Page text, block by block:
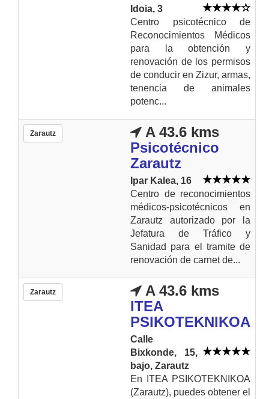
Idoia, 3
Centro psicotécnico de
Reconocimientos Médicos
para la obtención y
renovación de los permisos
de conducir en Zizur, armas,
tenencia de animales
potenc...
Zarautz
A 43.6 kms
Psicotécnico
Zarautz
Ipar Kalea, 16
Centro de reconocimientos
médicos-psicotécnicos en
Zarautz autorizado por la
Jefatura de Tráfico y
Sanidad para el tramite de
renovación de carnet de...
Zarautz
A 43.6 kms
ITEA
PSIKOTEKNIKOA
Calle
Bixkonde, 15,
bajo, Zarautz
En ITEA PSIKOTEKNIKOA
(Zarautz), puedes obtener el